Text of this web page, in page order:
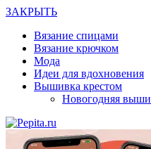
ЗАКРЫТЬ
Вязание спицами
Вязание крючком
Мода
Идеи для вдохновения
Вышивка крестом
Новогодняя